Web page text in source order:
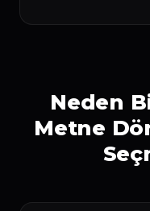
Neden
Metne